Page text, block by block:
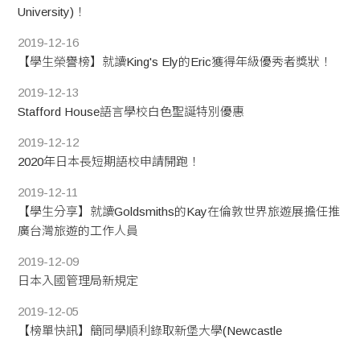
University)！
2019-12-16
【學生榮譽榜】就讀King's Ely的Eric獲得年級優秀者獎狀！
2019-12-13
Stafford House語言學校白色聖誕特別優惠
2019-12-12
2020年日本長短期語校申請開跑！
2019-12-11
【學生分享】就讀Goldsmiths的Kay在倫敦世界旅遊展擔任推
廣台灣旅遊的工作人員
2019-12-09
日本入國管理局新規定
2019-12-05
【榜單快訊】簡同學順利錄取新堡大學(Newcastle